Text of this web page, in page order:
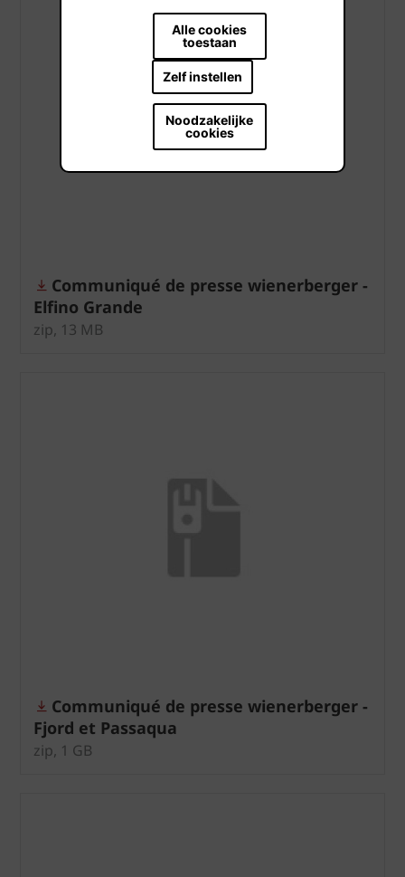
Alle cookies
toestaan
Zelf instellen
Noodzakelijke
cookies
Communiqué de presse wienerberger -
Elfino Grande
zip, 13 MB
Communiqué de presse wienerberger -
Fjord et Passaqua
zip, 1 GB